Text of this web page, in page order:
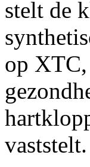
stelt de
op XTC,
vaststelt.